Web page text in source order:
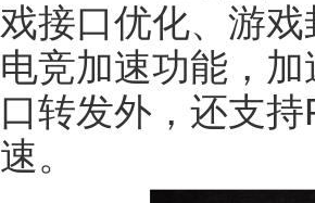
戏接口优化、游
电竞加速功能，
口转发外，还支
速。